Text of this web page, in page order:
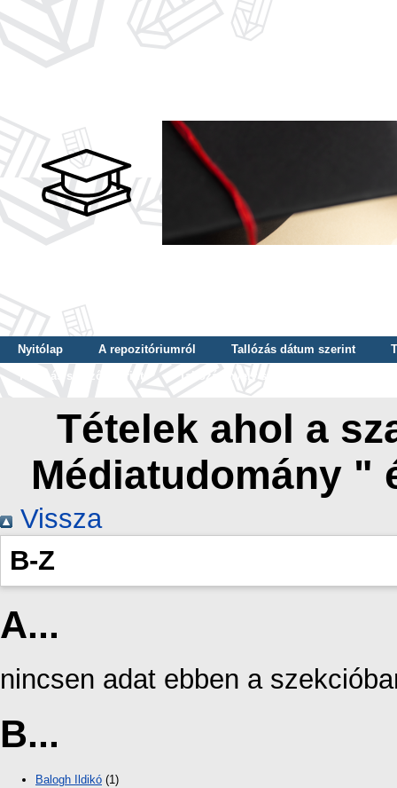
Nyitólap A repozitóriumról Tallózás dátum szerint
Tallózás szerző szerint
Tallózás nyelv szerint
Tételek ahol a
Médiatudomány "
Vissza
B-Z
A...
nincsen adat ebben a
B...
Balogh Ildikó (1)